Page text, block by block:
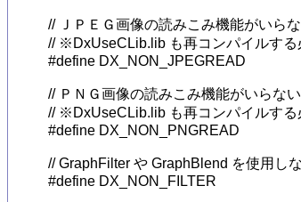
// ＪＰＥＧ画像の読みこみ機能がいら
// ※DxUseCLib.lib も再コンパイルする
#define DX_NON_JPEGREAD
// ＰＮＧ画像の読みこみ機能がいらな
// ※DxUseCLib.lib も再コンパイルする
#define DX_NON_PNGREAD
// GraphFilter や GraphBlend を使用し
#define DX_NON_FILTER